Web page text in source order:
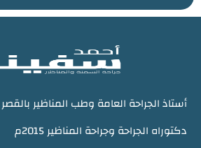
أستاذ الجراحة العامة وطب المناظير بالقصر
دكتوراه الجراحة وجراحة المناظير 2015م